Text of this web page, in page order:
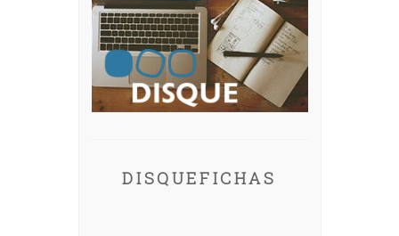
DISQUEFICHAS